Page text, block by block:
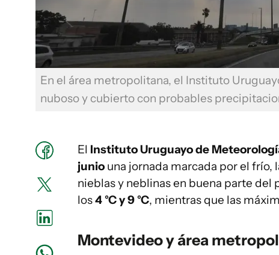
En el área metropolitana, el Instituto
nuboso y cubierto con probables
El Instituto Uruguayo de
junio una jornada marcada por el frío,
nieblas y neblinas en buena parte
los4 °C y 9 °C, mientras que las
Montevideo y área